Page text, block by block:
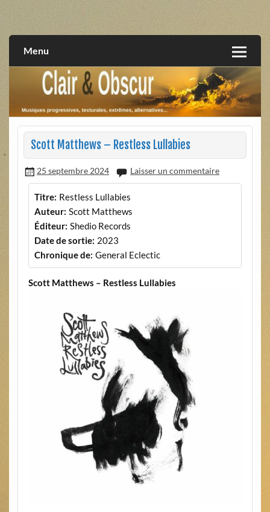
extrêmes, alternatives, texturales
Menu
Scott Matthews – Restless Lullabies
25 septembre 2024 Laisser un commentaire
Titre: Restless Lullabies
Auteur: Scott Matthews
Éditeur: Shedio Records
Date de sortie: 2023
Chronique de: General Eclectic
Scott Matthews – Restless Lullabies